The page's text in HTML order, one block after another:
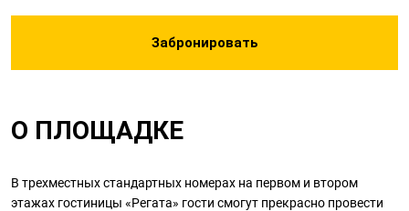
Забронировать
О ПЛОЩАДКЕ
В трехместных стандартных номерах на первом и втором
этажах гостиницы «Регата» гости смогут прекрасно провести